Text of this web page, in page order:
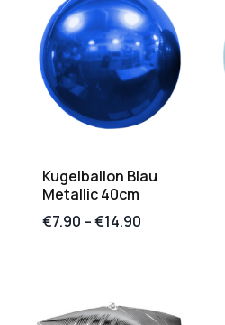
Kugelballon Blau
Metallic 40cm
€7.90 –€14.90